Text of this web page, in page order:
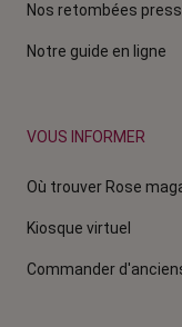
Nos retombées
Notre guide en ligne
VOUS INFORMER
Où trouver Rose
Kiosque virtuel
Commander